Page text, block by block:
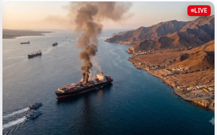
LIVE